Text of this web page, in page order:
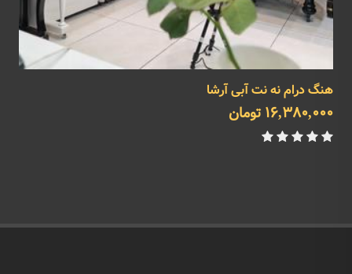
هنگ درام نه نت آبی آرشا
16,380,000 تومان